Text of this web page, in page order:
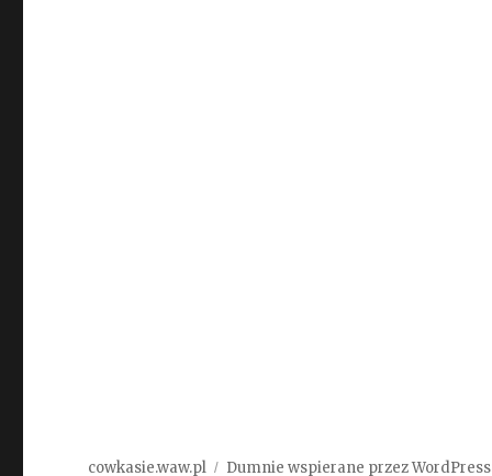
cowkasie.waw.pl Dumnie wspierane przez